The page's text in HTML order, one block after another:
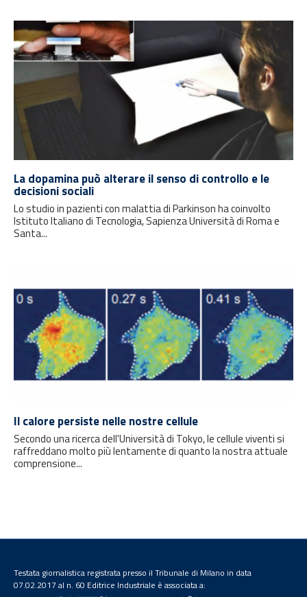
La dopamina può alterare il senso di controllo e le
decisioni sociali
Lo studio in pazienti con malattia di Parkinson ha coinvolto
Istituto Italiano di Tecnologia, Sapienza Università di Roma e
Santa...
Il calore persiste nelle nostre cellule
Secondo una ricerca dell'Università di Tokyo, le cellule viventi si
raffreddano molto più lentamente di quanto la nostra attuale
comprensione...
Testata giornalistica registrata presso il Tribunale di Milano in data
07.02.2017 al n. 60 Editrice Industriale è associata a: